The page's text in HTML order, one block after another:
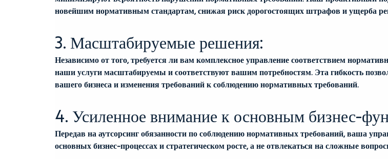
новейшим нормативным стандартам, снижая риск дорогостоящих штрафов и ущерба
3. Масштабируемые решения:
Независимо от того, требуется ли вам комплексное управление соответствием
наши услуги масштабируемы и соответствуют вашим потребностям. Эта гибкость
вашего бизнеса и изменения требований к соблюдению нормативных требований.
4. Усиленное внимание к основным бизнес-
Передав на аутсорсинг обязанности по соблюдению нормативных требований, ваша
основных бизнес-процессах и стратегическом росте, а не отвлекаться на сложные